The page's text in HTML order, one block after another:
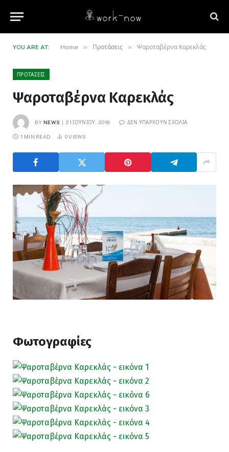
YOU ARE AT: Home » Προτάσεις » Ψαροταβέρνα Καρεκλάς
ΠΡΟΤΆΣΕΙΣ
Ψαροταβέρνα Καρεκλάς
BY NEWS 21 ΙΟΥΝΊΟΥ, 2018 ΔΕΝ ΥΠΆΡΧΟΥΝ ΣΧΌΛΙΑ
1 MIN READ 0VIEWS
Φωτογραφίες